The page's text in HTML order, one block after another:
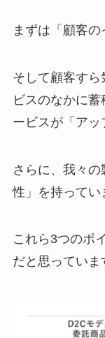
まずは「顧客の
そして顧客す
ビスのなかに
ービスが「アッ
さらに、我々
性」を持ってい
これら3つのポ
だと思っていま